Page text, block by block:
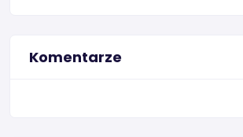
Komentarze